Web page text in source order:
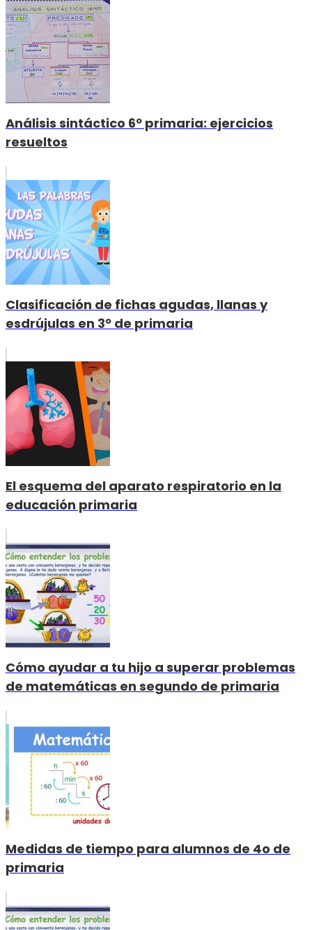
Análisis sintáctico 6º primaria: ejercicios
resueltos
Clasificación de fichas agudas, llanas y
esdrújulas en 3º de primaria
El esquema del aparato respiratorio en la
educación primaria
Cómo ayudar a tu hijo a superar problemas
de matemáticas en segundo de primaria
Medidas de tiempo para alumnos de 4o de
primaria